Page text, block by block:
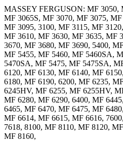
MASSEY FERGUSON: MF 3050,
MF 3065S, MF 3070, MF 3075,
MF 3095, 3100, MF 3115, MF
MF 3610, MF 3630, MF 3635, MF
3670, MF 3680, MF 3690, 5400,
MF 5455, MF 5460, MF 5460SA,
5470SA, MF 5475, MF 5475SA,
6120, MF 6130, MF 6140, MF
6180, MF 6190, 6200, MF 6235,
6245HV, MF 6255, MF 6255HV,
MF 6280, MF 6290, 6400, MF
6465, MF 6470, MF 6475, MF
MF 6614, MF 6615, MF 6616,
7618, 8100, MF 8110, MF 8120,
MF 8160,